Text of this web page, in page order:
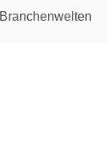
Branchenwelten